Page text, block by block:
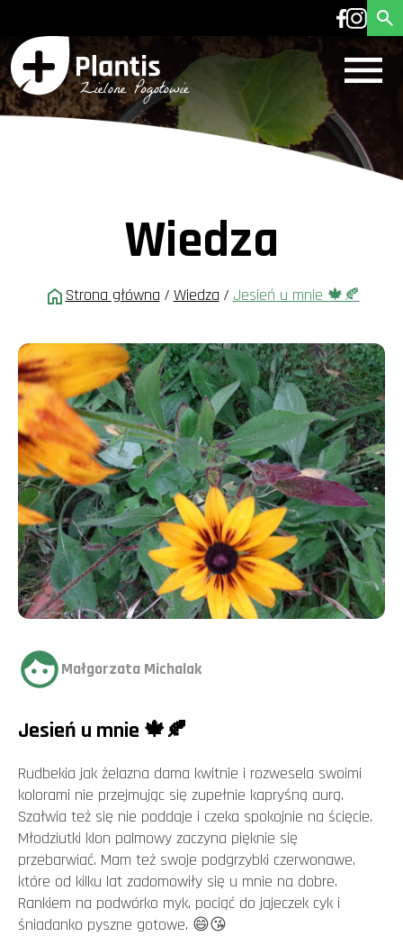
Wiedza
Strona główna / Wiedza / Jesień u mnie 🍁🍂
Małgorzata Michalak
Jesień u mnie 🍁🍂
Rudbekia jak żelazna dama kwitnie i rozwesela swoimi
kolorami nie przejmując się zupełnie kapryśną aurą.
Szałwia też się nie poddaje i czeka spokojnie na ścięcie.
Młodziutki klon palmowy zaczyna pięknie się
przebarwiać. Mam też swoje podgrzybki czerwonawe,
które od kilku lat zadomowiły się u mnie na dobre.
Rankiem na podwórko myk, pociąć do jajeczek cyk i
śniadanko pyszne gotowe. 😄😘